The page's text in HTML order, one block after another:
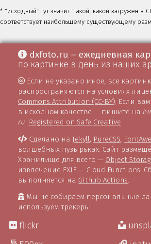
* "исходный" тут значит "такой, какой загружен в
соответствует наибольшему существующему
dxfoto.ru – ежедневная
по картинке в день из наших
Если не указано иное, все
распространяются на условиях
Commons Attribution (CC-BY). Если
в исходном качестве — пишите на
ru. Registered on Safe Creative
Сделано на Jekyll, PureCSS,
волшебных пузырьках. Сайт
Хранилище для всего — Object
извлечение EXIF — Cloud Functions .
выполняется на Github Actions
Мы не собираем персональные
используем трекеры.
flickr